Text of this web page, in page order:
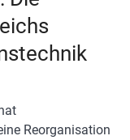
Reorganisation